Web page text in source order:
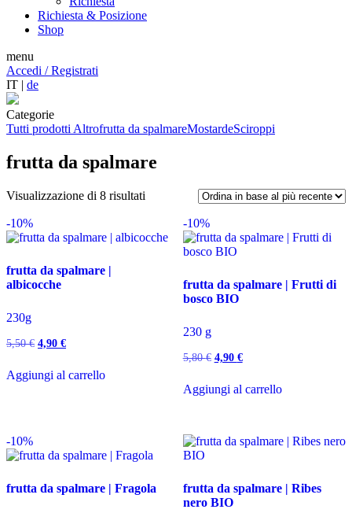
Richiesta & Posizione
Shop
menu
Accedi / Registrati
IT | de
Categorie
Tutti prodotti Altrofrutta da spalmareMostardeSciroppi
frutta da spalmare
Visualizzazione di 8 risultati
al
-10%
frutta da spalmare |
albicocche
230g
5,50€ Il
era:
4,90 €Il
è:
Aggiungi al carrello
-10%
frutta da spalmare | Frutti di
bosco BIO
230 g
5,80€ Il
era:
4,90 €Il
è:
Aggiungi al carrello
-10%
frutta da spalmare | Fragola
frutta da spalmare | Ribes
nero BIO